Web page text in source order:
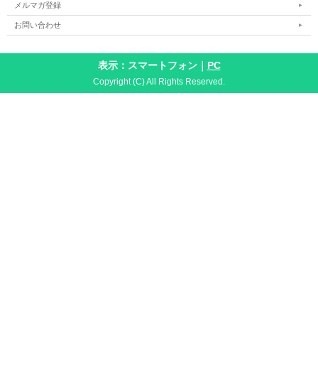
メルマガ登録
お問い合わせ
表示：スマートフォン｜ PC
Copyright (C) All Rights Reserved.